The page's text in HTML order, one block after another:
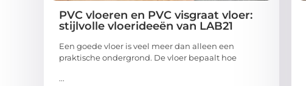
PVC vloeren en PVC visgraat vloer:
stijlvolle vloerideeën van LAB21
Een goede vloer is veel meer dan alleen een
praktische ondergrond. De vloer bepaalt hoe
...